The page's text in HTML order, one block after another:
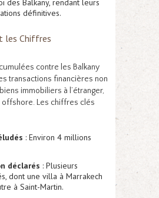
des Balkany, rendant leurs
définitives.
les Chiffres
contre les Balkany
transactions financières non
immobiliers à l’étranger,
Les chiffres clés
: Environ 4 millions
déclarés : Plusieurs
dont une villa à Marrakech
à Saint-Martin.